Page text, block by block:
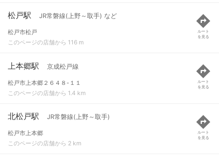
松戸駅 JR常磐線(上野～取手) など
松戸市松戸
このページの店舗から 116 m
ルート
を見る
上本郷駅 京成松戸線
松戸市上本郷２６４８-１１
このページの店舗から 1.4 km
ルート
を見る
北松戸駅 JR常磐線(上野～取手)
松戸市上本郷
このページの店舗から 2 km
ルート
を見る